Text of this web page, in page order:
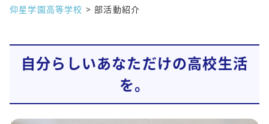
仰星学園高等学校 >部活動紹介
自分らしいあなただけの高校生活
を。